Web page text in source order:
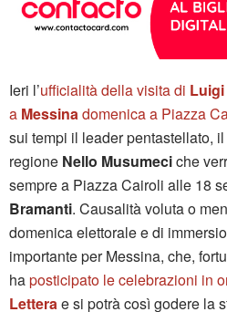
Ieri l’ufficialità della visita di Luigi
a Messinadomenica a Piazza
sui tempi il leader pentastellato,
regione Nello Musumeciche
sempre a Piazza Cairoli alle 18
Bramanti. Causalità voluta o
domenica elettorale e di
importante per Messina, che,
haposticipato le celebrazioni in
Letterae si potrà così godere la